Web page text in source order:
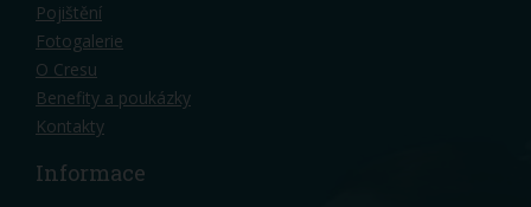
Pojištění
Fotogalerie
O Cresu
Benefity a poukázky
Kontakty
Informace